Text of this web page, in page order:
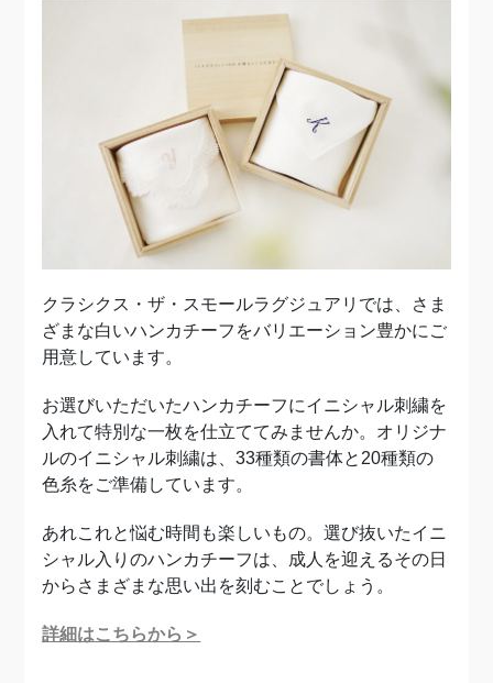
クラシクス・ザ・スモールラグジュアリでは、さま
ざまな白いハンカチーフをバリエーション豊かにご
用意しています。
お選びいただいたハンカチーフにイニシャル刺繍を
入れて特別な一枚を仕立ててみませんか。オリジナ
ルのイニシャル刺繍は、33種類の書体と20種類の
色糸をご準備しています。
あれこれと悩む時間も楽しいもの。選び抜いたイニ
シャル入りのハンカチーフは、成人を迎えるその日
からさまざまな思い出を刻むことでしょう。
詳細はこちらから＞